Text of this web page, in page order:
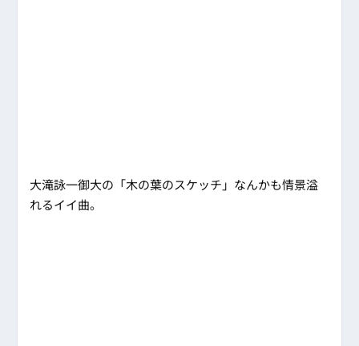
大滝詠一御大の「木の葉のスケッチ」なんかも情景溢
れるイイ曲。